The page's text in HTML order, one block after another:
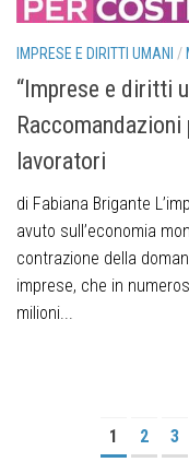
IMPRESE E DIRITTI UMANI /
“Imprese e diritti
lavoratori
di Fabiana Brigante
avuto sull’economia
contrazione della
imprese, che in
milioni...
1 2 3